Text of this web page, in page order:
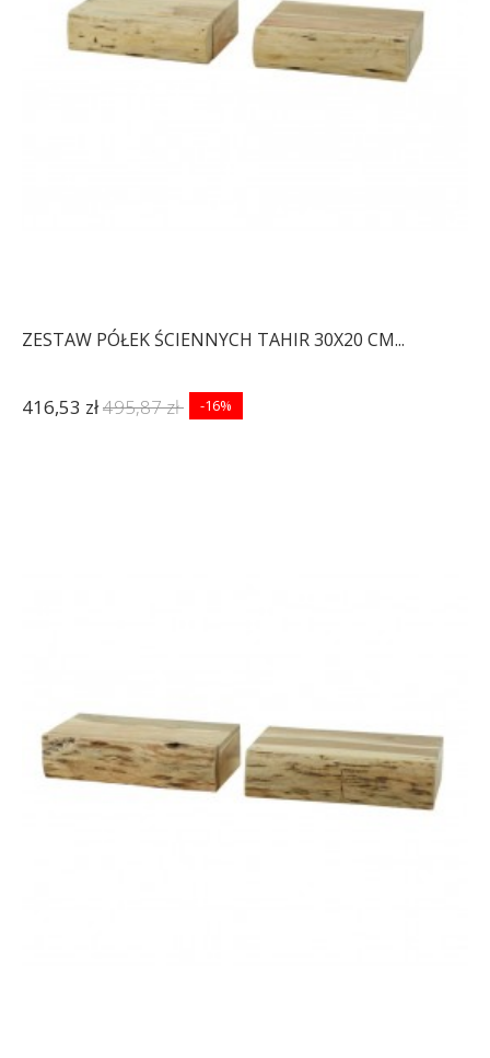
ZESTAW PÓŁEK ŚCIENNYCH TAHIR 30X20 CM...
416,53 zł495,87 zł -16%